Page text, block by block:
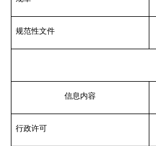
规范性文件
信息内容
行政许可